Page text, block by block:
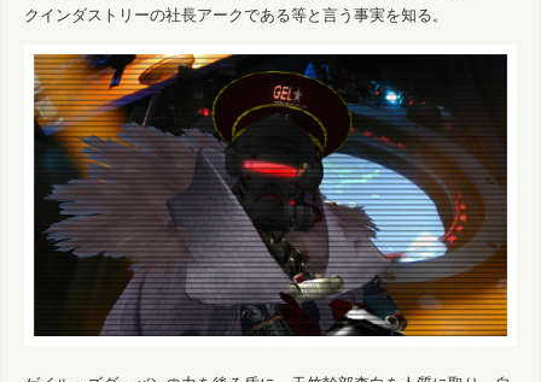
クインダストリーの社長アークである等と言う事実を知る。